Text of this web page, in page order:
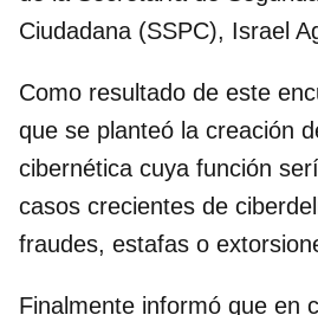
Ciudadana (SSPC), Israel
Como resultado de este
que se planteó la creación
cibernética cuya función
casos crecientes de
fraudes, estafas o
Finalmente informó que en